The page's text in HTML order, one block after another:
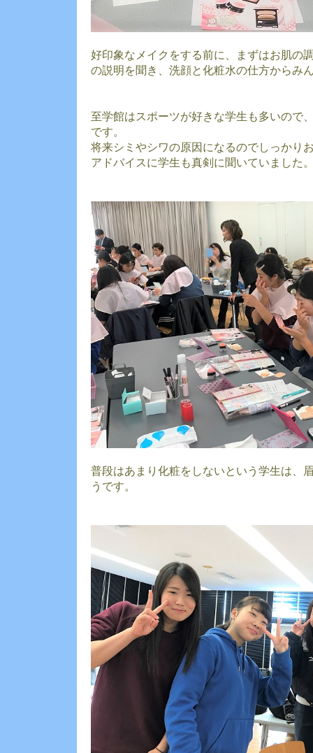
好印象なメイクをする前に、まずはお肌の
の説明を聞き、洗顔と化粧水の仕方からみ
至学館はスポーツが好きな学生も多いので
です。
将来シミやシワの原因になるのでしっかり
アドバイスに学生も真剣に聞いていました
普段はあまり化粧をしないという学生は、
うです。